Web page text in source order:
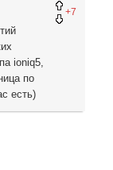
+7
ioniq5,
по
есть)